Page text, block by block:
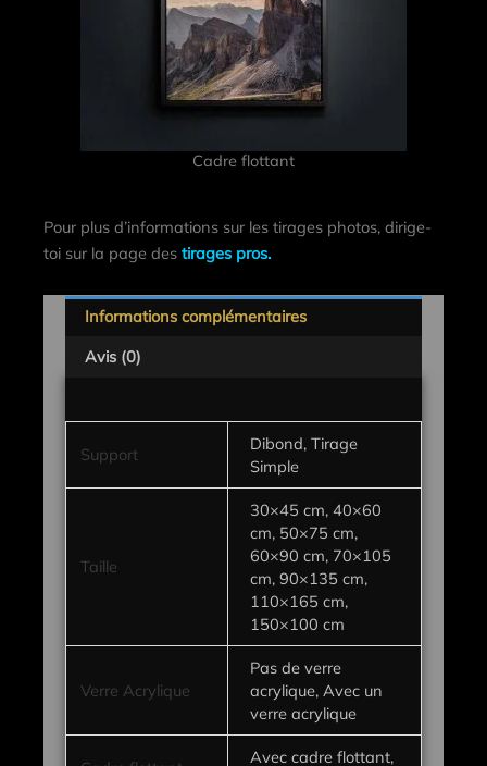
Cadre flottant
Pour plus d’informations sur les tirages photos, dirige-
toi sur la page des tirages pros.
Informations complémentaires
Avis (0)
Support
Dibond, Tirage
Simple
Taille
30×45 cm, 40×60
cm, 50×75 cm,
60×90 cm, 70×105
cm, 90×135 cm,
110×165 cm,
150×100 cm
Verre Acrylique
Pas de verre
acrylique, Avec un
verre acrylique
Avec cadre flottant,